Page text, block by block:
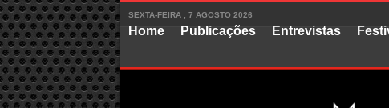
SEXTA-FEIRA , 7 AGOSTO 2026
Home Publicações Entrevistas